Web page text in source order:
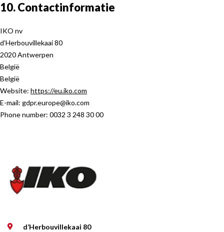
10. Contactinformatie
IKO nv
d’Herbouvillekaai 80
2020 Antwerpen
België
België
Website: https://eu.iko.com
E-mail: gdpr.europe@iko.com
Phone number: 0032 3 248 30 00
d’Herbouvillekaai 80